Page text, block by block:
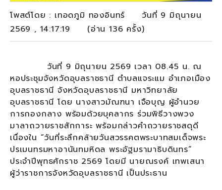
โพสต์โดย : เทอดภูมิ ทองอินทร์ วันที่ 9 มิถุนายน
2569 , 14:17:19 (อ่าน 136 ครั้ง)
วันที่ 9 มิถุนายน 2569 เวลา 08.45 น. ณ
หอประชุมจังหวัดอุบลราชธานี ตำบลแจระแม อำเภอเมือง
อุบลราชธานี จังหวัดอุบลราชธานี มหาวิทยาลัย
อุบลราชธานี โดย นางสาวมัณฑนา เจือบุญ ผู้อำนวย
การกองกลาง พร้อมด้วยบุคลากร ร่วมพิธีวางพวง
มาลาถวายราชสักการะ พร้อมกล่าวคำถวายราชสดุดี
เนื่องใน “วันที่ระลึกคล้ายวันสวรรคตพระบาทสมเด็จพระ
ปรเมนทรมหาอานันทมหิดล พระอัฐมรามาธิบดินทร”
ประจำปีพุทธศักราช 2569 โดยมี นายณรงค์ เทพเสนา
ผู้ว่าราชการจังหวัดอุบลราชธานี เป็นประธาน